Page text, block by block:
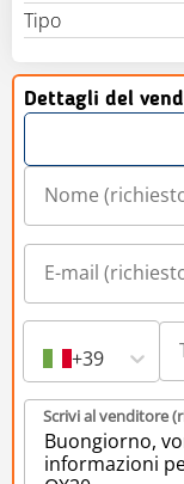
Tipo
Dettagli del
+39
Scrivi al venditore